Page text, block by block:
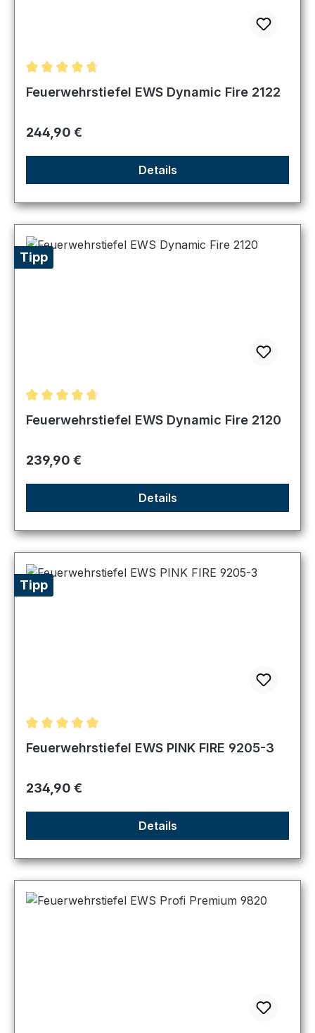
Durchschnittliche Bewertung von 4.86 von 5 Sternen
Feuerwehrstiefel EWS Dynamic Fire 2122
Regulärer Preis:
244,90 €
Details
Tipp
Durchschnittliche Bewertung von 4.83 von 5 Sternen
Feuerwehrstiefel EWS Dynamic Fire 2120
Regulärer Preis:
239,90 €
Details
Tipp
Durchschnittliche Bewertung von 5 von 5 Sternen
Feuerwehrstiefel EWS PINK FIRE 9205-3
Regulärer Preis:
234,90 €
Details